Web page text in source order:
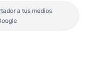
a tus medios